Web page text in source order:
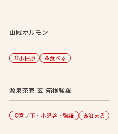
山賊ホルモン
location_on小田原 category食べる
源泉茶寮 玄 箱根強羅
location_on宮ノ下・小涌谷・強羅 category泊まる